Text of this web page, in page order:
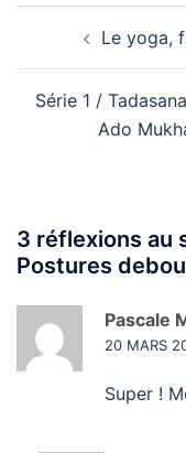
d’articleLe yoga,
Série 1 /
Ado
3 réflexions au
Postures
Pascale
20 MARS
Super !